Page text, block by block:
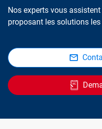
Nos experts vous
proposant les solutions